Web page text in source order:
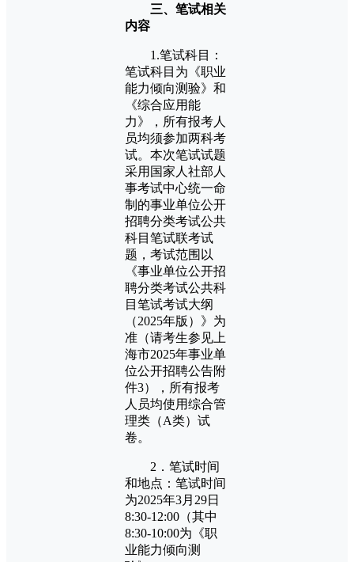
三、笔试相关
内容
1.笔试科目：
笔试科目为《职业
能力倾向测验》和
《综合应用能
力》，所有报考人
员均须参加两科考
试。本次笔试试题
采用国家人社部人
事考试中心统一命
制的事业单位公开
招聘分类考试公共
科目笔试联考试
题，考试范围以
《事业单位公开招
聘分类考试公共科
目笔试考试大纲
（2025年版）》为
准（请考生参见上
海市2025年事业单
位公开招聘公告附
件3），所有报考
人员均使用综合管
理类（A类）试
卷。
2．笔试时间
和地点：笔试时间
为2025年3月29日
8:30-12:00（其中
8:30-10:00为《职
业能力倾向测